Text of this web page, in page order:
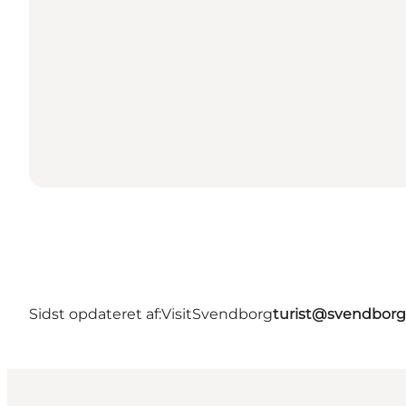
Sidst opdateret af:VisitSvendborg